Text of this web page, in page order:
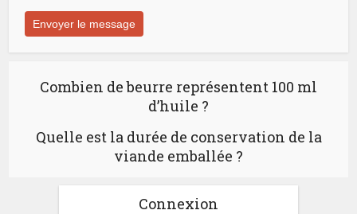
Combien de beurre représentent 100 ml
d’huile ?
Quelle est la durée de conservation de la
viande emballée ?
Connexion